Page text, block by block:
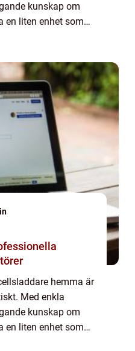
kunskap om
en liten enhet som
hemma är
Med enkla
kunskap om
en liten enhet som